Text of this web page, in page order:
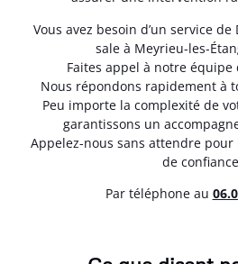
Vous avez besoin d’un service
sale à Meyrieu-les-
Faites appel à notre équipe
Nous répondons rapidement à
Peu importe la complexité de
garantissons un
Appelez-nous sans attendre pour
de
Par téléphone au